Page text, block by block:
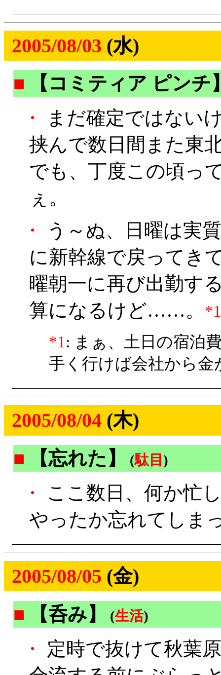
2005/08/03 (水)
■
【コミティア ピンチ
・
まだ確定ではない
挟んで数日間また東
でも、丁度この頃っ
ぇ。
・
う～ぬ、日曜は実
に新幹線で戻ってき
曜朝一に再び出勤す
算になるけど……。
*1: まぁ、土日の宿泊
手く行けば会社から金
2005/08/04 (木)
■ 【忘れた】 (駄目 )
・
ここ数日、何か忙
やったか忘れてしま
2005/08/05 (金)
■ 【呑み】 (生活)
・
定時で抜けて秋葉